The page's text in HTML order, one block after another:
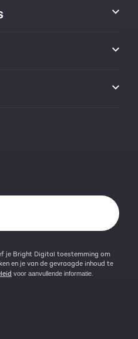
je Bright Digital toestemming om
en je van de gevraagde inhoud te
voor aanvullende informatie.